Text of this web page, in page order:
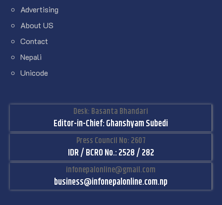
Advertising
About US
Contact
Nepali
Unicode
Desk: Basanta Bhandari
Editor-in-Chief: Ghanshyam Subedi
Press Council No: 2607
IDR / BCRO No.: 2528 / 282
infonepalonline@gmail.com
business@infonepalonline.com.np